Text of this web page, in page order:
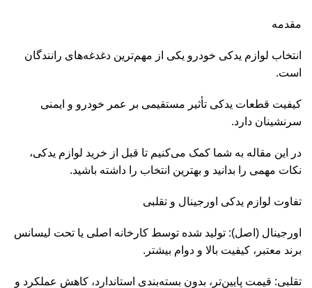
مقدمه
انتخاب لوازم یدکی خودرو یکی از مهم‌ترین دغدغه‌های رانندگان
است.
کیفیت قطعات یدکی تأثیر مستقیمی بر عمر خودرو و ایمنی
سرنشینان دارد.
در این مقاله به شما کمک می‌کنیم تا قبل از خرید لوازم یدکی،
نکات مهمی را بدانید و بهترین انتخاب را داشته باشید.
تفاوت لوازم یدکی اورجینال و تقلبی
اورجینال (اصل): تولید شده توسط کارخانه اصلی یا تحت لیسانس
برند معتبر، کیفیت بالا و دوام بیشتر.
تقلبی: قیمت پایین‌تر، بدون بسته‌بندی استاندارد، کاهش عملکرد و
آگوست
جولای
جولای
جولای
ژوئن
ژوئن
ژوئن
ژوئن
مه
مه
فوریه
فوریه